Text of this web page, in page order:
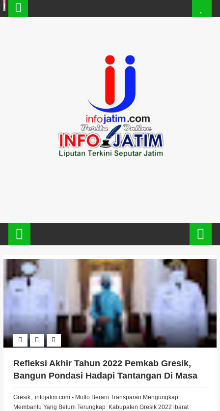
Refleksi Akhir Tahun 2022 Pemkab Gresik,
Bangun Pondasi Hadapi Tantangan Di Masa
Depan.
Gresik, infojatim.com - Motto Berani Transparan Mengungkap
Membantu Yang Belum Terungkap Kabupaten Gresik 2022 ibarat